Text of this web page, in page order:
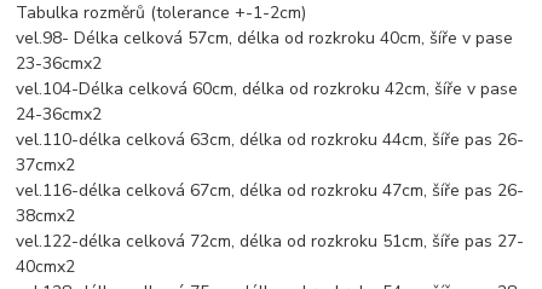
Tabulka rozměrů (tolerance +-1-2cm)
vel.98- Délka celková 57cm, délka od rozkroku 40cm, šíře v pase
23-36cmx2
vel.104-Délka celková 60cm, délka od rozkroku 42cm, šíře v pase
24-36cmx2
vel.110-délka celková 63cm, délka od rozkroku 44cm, šíře pas 26-
37cmx2
vel.116-délka celková 67cm, délka od rozkroku 47cm, šíře pas 26-
38cmx2
vel.122-délka celková 72cm, délka od rozkroku 51cm, šíře pas 27-
40cmx2